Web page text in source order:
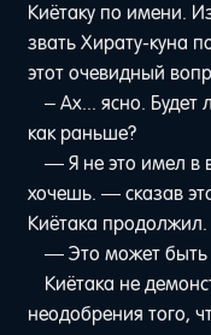
Киётаку по имени.
звать Хирату-куна
этот очевидный
– Ах... ясно. Будет
как раньше?
— Я не это имел в
хочешь. — сказав
Киётака продолжил.
— Это может
Киётака не
неодобрения того,